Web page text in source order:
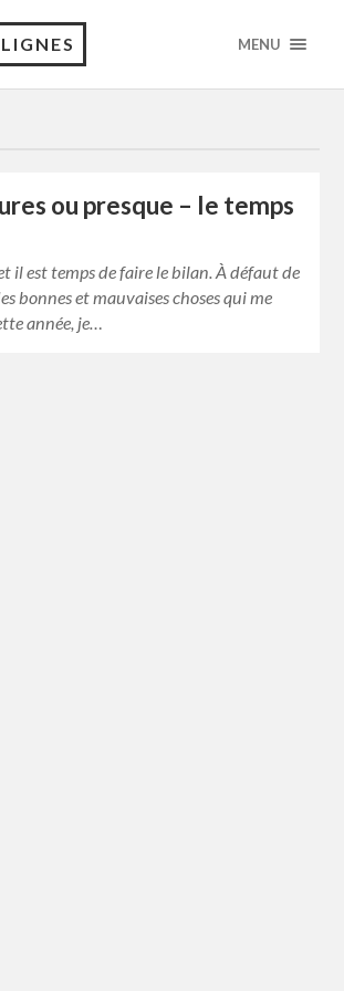
MENU
ou presque – le temps
il est temps de faire le bilan. À défaut de
bonnes et mauvaises choses qui me
année, je…